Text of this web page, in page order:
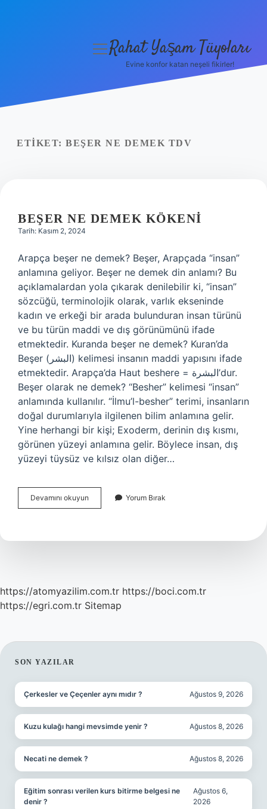
Yasal Uyarı
menüyü
Rahat Yaşam Tüyoları
Evine konfor katan neşeli fikirler!
ETIKET: BEŞER NE DEMEK TDV
BEŞER NE DEMEK KÖKENI
Tarih: Kasım 2, 2024
Arapça beşer ne demek? Beşer, Arapçada “insan”
anlamına geliyor. Beşer ne demek din anlamı? Bu
açıklamalardan yola çıkarak denilebilir ki, “insan”
sözcüğü, terminolojik olarak, varlık ekseninde
kadın ve erkeği bir arada bulunduran insan türünü
ve bu türün maddi ve dış görünümünü ifade
etmektedir. Kuranda beşer ne demek? Kuran’da
Beşer (البشر) kelimesi insanın maddi yapısını ifade
etmektedir. Arapça’da Haut beshere = البشرة’dur.
Beşer olarak ne demek? “Besher” kelimesi “insan”
anlamında kullanılır. “İlmu’l-besher” terimi, insanların
doğal durumlarıyla ilgilenen bilim anlamına gelir.
Yine herhangi bir kişi; Exoderm, derinin dış kısmı,
görünen yüzeyi anlamına gelir. Böylece insan, dış
yüzeyi tüysüz ve kılsız olan diğer…
Devamını okuyun
Ne
Yorum Bırak
https://atomyazilim.com.tr https://boci.com.tr
https://egri.com.tr Sitemap
SIDEBAR
SON YAZILAR
Çerkesler ve Çeçenler aynı mıdır ? Ağustos 9, 2026
Kuzu kulağı hangi mevsimde yenir ? Ağustos 8, 2026
Necati ne demek ? Ağustos 8, 2026
Eğitim sonrası verilen kurs bitirme belgesi ne
denir ?
Ağustos 6,
2026